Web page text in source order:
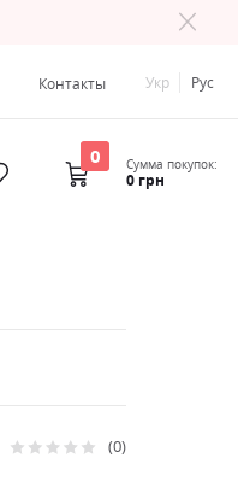
Контакты Укр Рус
0 Сумма покупок:
0 грн
Рейтинг: 0